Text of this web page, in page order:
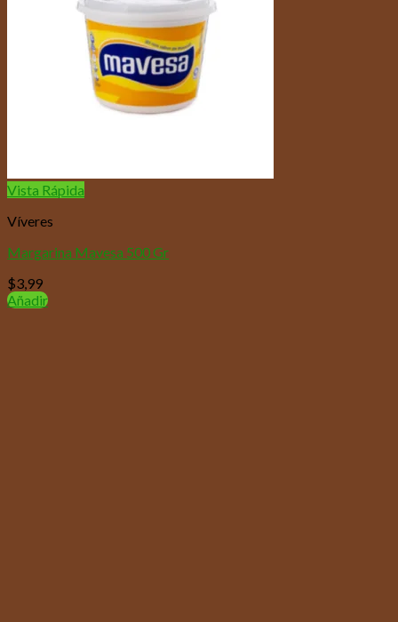
Vista Rápida
Víveres
Margarina Mavesa 500 Gr
$3,99
Añadir